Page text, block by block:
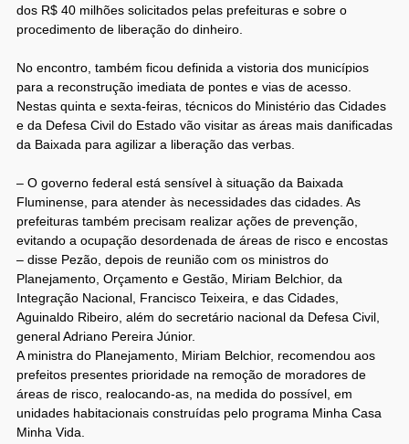
dos R$ 40 milhões solicitados pelas prefeituras e sobre o
procedimento de liberação do dinheiro.
No encontro, também ficou definida a vistoria dos municípios
para a reconstrução imediata de pontes e vias de acesso.
Nestas quinta e sexta-feiras, técnicos do Ministério das Cidades
e da Defesa Civil do Estado vão visitar as áreas mais danificadas
da Baixada para agilizar a liberação das verbas.
– O governo federal está sensível à situação da Baixada
Fluminense, para atender às necessidades das cidades. As
prefeituras também precisam realizar ações de prevenção,
evitando a ocupação desordenada de áreas de risco e encostas
– disse Pezão, depois de reunião com os ministros do
Planejamento, Orçamento e Gestão, Miriam Belchior, da
Integração Nacional, Francisco Teixeira, e das Cidades,
Aguinaldo Ribeiro, além do secretário nacional da Defesa Civil,
general Adriano Pereira Júnior.
A ministra do Planejamento, Miriam Belchior, recomendou aos
prefeitos presentes prioridade na remoção de moradores de
áreas de risco, realocando-as, na medida do possível, em
unidades habitacionais construídas pelo programa Minha Casa
Minha Vida.